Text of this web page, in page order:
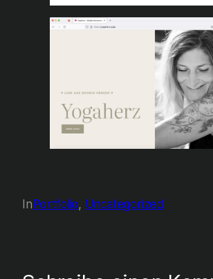
InPortfolio, Uncategorized